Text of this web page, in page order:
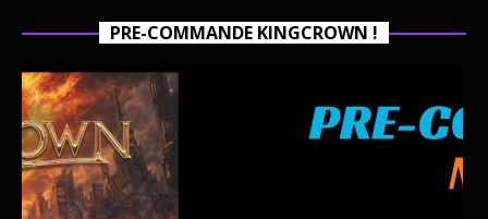
PRE-COMMANDE KINGCROWN !